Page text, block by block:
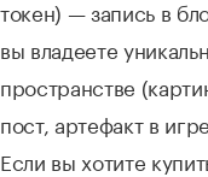
токен) — запись в
вы владеете
пространстве
пост, артефакт в
Если вы хотите